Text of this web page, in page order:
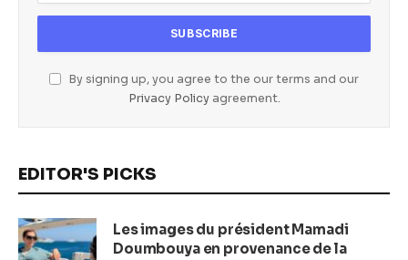
By signing up, you agree to the our terms and our
Privacy Policyagreement.
EDITOR'S PICKS
Les images du président Mamadi
Doumbouya en provenance de la